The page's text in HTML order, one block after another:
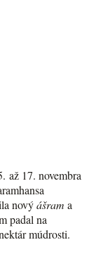
až 17. novembra
novýášram a
padal na
múdrosti.